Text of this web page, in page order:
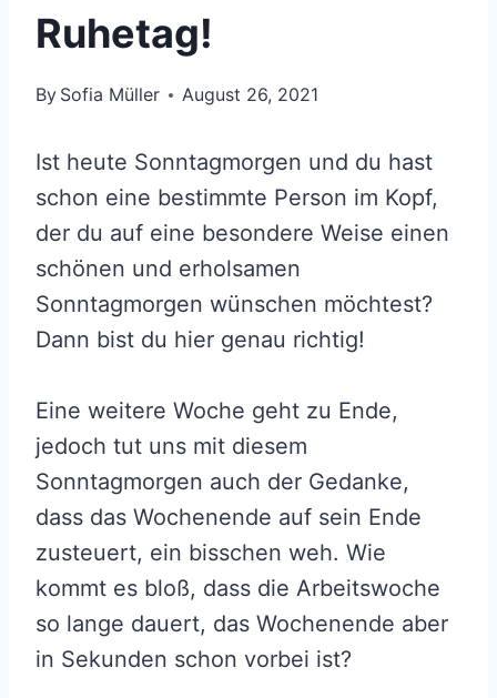
Ruhetag!
By Sofia Müller August 26, 2021
Ist heute Sonntagmorgen und du hast
schon eine bestimmte Person im Kopf,
der du auf eine besondere Weise einen
schönen und erholsamen
Sonntagmorgen wünschen möchtest?
Dann bist du hier genau richtig!
Eine weitere Woche geht zu Ende,
jedoch tut uns mit diesem
Sonntagmorgen auch der Gedanke,
dass das Wochenende auf sein Ende
zusteuert, ein bisschen weh. Wie
kommt es bloß, dass die Arbeitswoche
so lange dauert, das Wochenende aber
in Sekunden schon vorbei ist?